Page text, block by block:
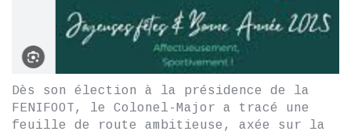
Dès son élection à la présidence de la
FENIFOOT, le Colonel-Major a tracé une
feuille de route ambitieuse, axée sur la